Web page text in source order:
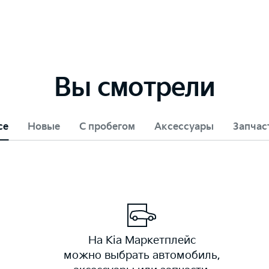
Вы смотрели
Новые С пробегом Аксессуары
На Kia Маркетплейс
можно выбрать автомобиль,